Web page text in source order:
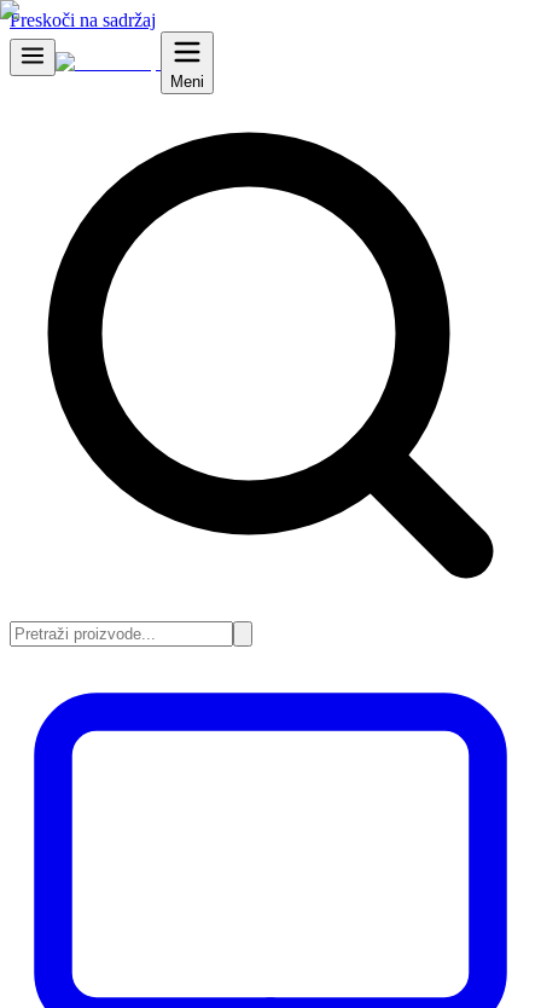
Preskoči na sadržaj
Meni